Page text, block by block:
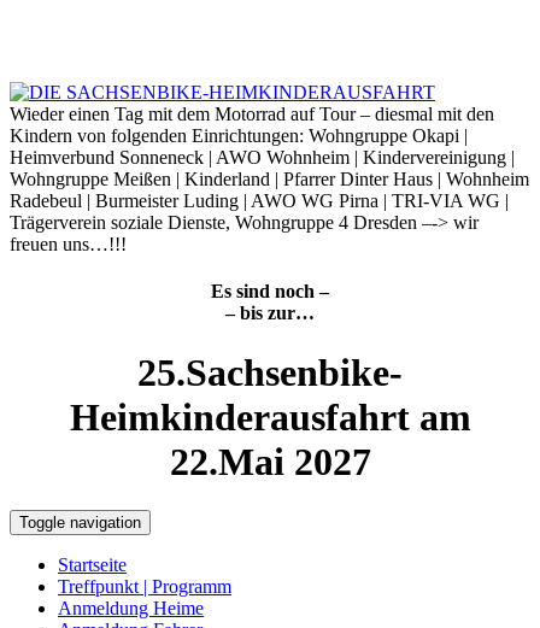
Wieder einen Tag mit dem Motorrad auf Tour – diesmal mit den
Kindern von folgenden Einrichtungen: Wohngruppe Okapi |
Heimverbund Sonneneck | AWO Wohnheim | Kindervereinigung |
Wohngruppe Meißen | Kinderland | Pfarrer Dinter Haus | Wohnheim
Radebeul | Burmeister Luding | AWO WG Pirna | TRI-VIA WG |
Trägerverein soziale Dienste, Wohngruppe 4 Dresden –-> wir
freuen uns…!!!
Es sind noch –
– bis zur…
25.Sachsenbike-
Heimkinderausfahrt am
22.Mai 2027
Toggle navigation
Startseite
Treffpunkt | Programm
Anmeldung Heime